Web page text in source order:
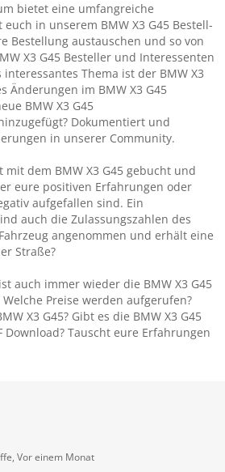
bietet eine umfangreiche
in unserem BMW X3 G45 Bestell-
Bestellung austauschen und so von
X3 G45 Besteller und Interessenten
Thema ist der BMW X3
Änderungen im BMW X3 G45
BMW X3 G45
Dokumentiert und
in unserer Community.
dem BMW X3 G45 gebucht und
eure positiven Erfahrungen oder
aufgefallen sind. Ein
auch die Zulassungszahlen des
angenommen und erhält eine
Straße?
auch immer wieder die BMW X3 G45
Preise werden aufgerufen?
X3 G45? Gibt es die BMW X3 G45
Download? Tauscht eure Erfahrungen
Vor einem Monat